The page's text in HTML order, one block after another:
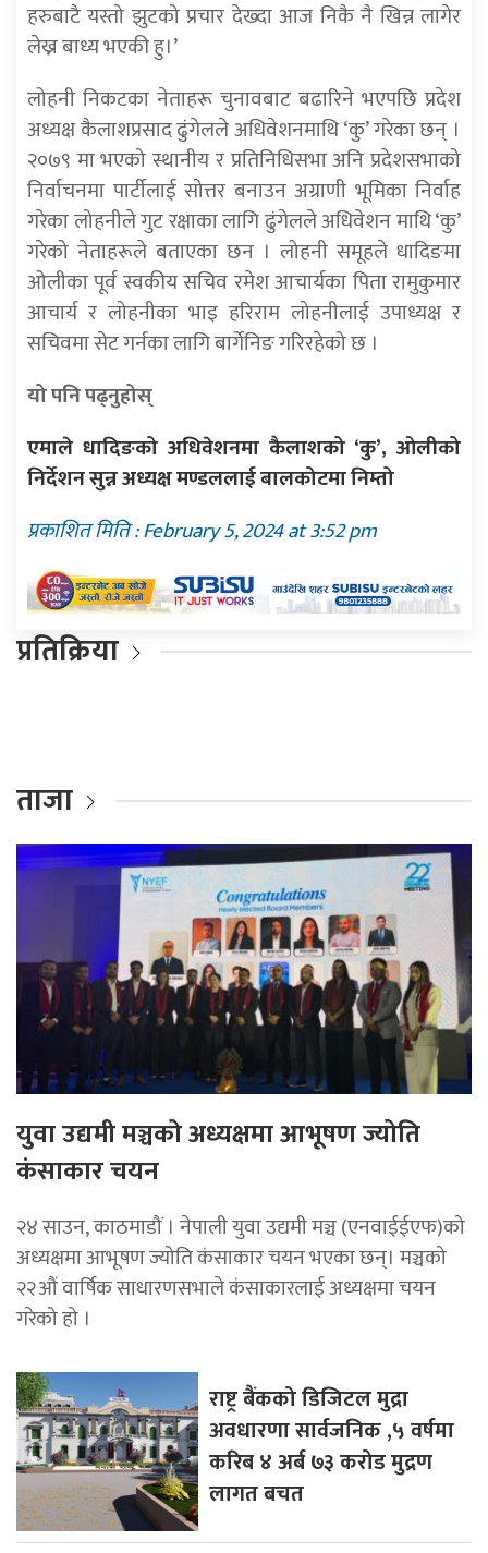
हरुबाटै यस्तो झुटको प्रचार देख्दा आज निकै नै खिन्न लागेर
लेख्न बाध्य भएकी हु।’
लोहनी निकटका नेताहरू चुनावबाट बढारिने भएपछि प्रदेश
अध्यक्ष कैलाशप्रसाद ढुंगेलले अधिवेशनमाथि ‘कु’ गरेका छन् ।
२०७९ मा भएको स्थानीय र प्रतिनिधिसभा अनि प्रदेशसभाको
निर्वाचनमा पार्टीलाई सोत्तर बनाउन अग्राणी भूमिका निर्वाह
गरेका लोहनीले गुट रक्षाका लागि ढुंगेलले अधिवेशन माथि ‘कु’
गरेको नेताहरूले बताएका छन । लोहनी समूहले धादिङमा
ओलीका पूर्व स्वकीय सचिव रमेश आचार्यका पिता रामुकुमार
आचार्य र लोहनीका भाइ हरिराम लोहनीलाई उपाध्यक्ष र
सचिवमा सेट गर्नका लागि बार्गेनिङ गरिरहेको छ ।
यो पनि पढ्नुहोस्
एमाले धादिङको अधिवेशनमा कैलाशको ‘कु’, ओलीको
निर्देशन सुन्न अध्यक्ष मण्डललाई बालकोटमा निम्तो
प्रकाशित मिति : February 5, 2024 at 3:52 pm
प्रतिक्रिया
ताजा
युवा उद्यमी मञ्चको अध्यक्षमा आभूषण ज्योति
कंसाकार चयन
२४ साउन, काठमाडौं । नेपाली युवा उद्यमी मञ्च (एनवाईईएफ)को
अध्यक्षमा आभूषण ज्योति कंसाकार चयन भएका छन्। मञ्चको
२२औं वार्षिक साधारणसभाले कंसाकारलाई अध्यक्षमा चयन
गरेको हो ।
राष्ट्र बैंकको डिजिटल मुद्रा
अवधारणा सार्वजनिक ,५ वर्षमा
करिब ४ अर्ब ७३ करोड मुद्रण
लागत बचत